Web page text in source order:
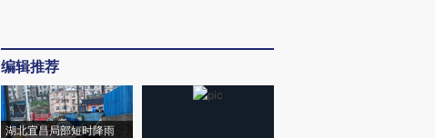
编辑推荐
湖北宜昌局部短时降雨